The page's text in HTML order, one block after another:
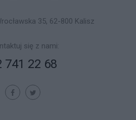
35, 62-800 Kalisz
się z nami:
741 22 68